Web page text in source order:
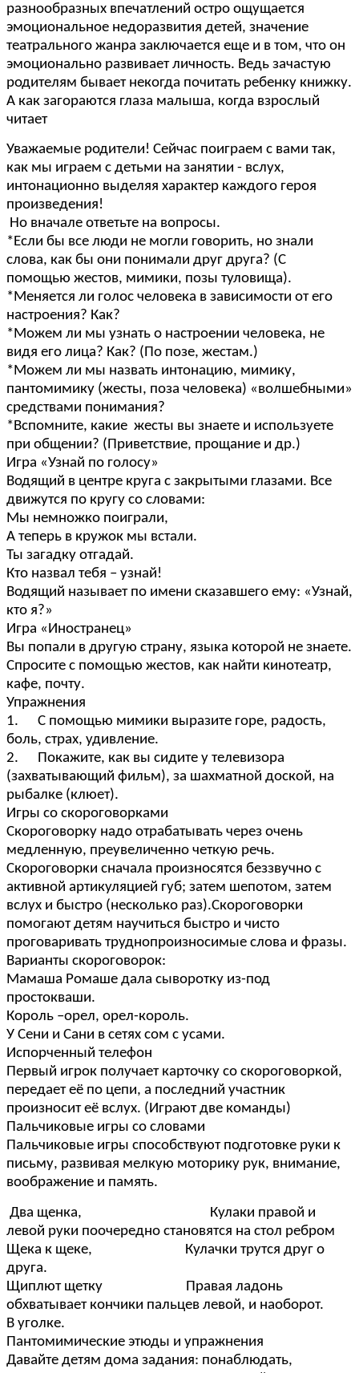
разнообразных впечатлений остро ощущается
эмоциональное недоразвития детей, значение
театрального жанра заключается еще и в том, что он
эмоционально развивает личность. Ведь зачастую
родителям бывает некогда почитать ребенку книжку.
А как загораются глаза малыша, когда взрослый
читает
Уважаемые родители! Сейчас поиграем с вами так,
как мы играем с детьми на занятии - вслух,
интонационно выделяя характер каждого героя
произведения!
Но вначале ответьте на вопросы.
*Если бы все люди не могли говорить, но знали
слова, как бы они понимали друг друга? (С
помощью жестов, мимики, позы туловища).
*Меняется ли голос человека в зависимости от его
настроения? Как?
*Можем ли мы узнать о настроении человека, не
видя его лица? Как? (По позе, жестам.)
*Можем ли мы назвать интонацию, мимику,
пантомимику (жесты, поза человека) «волшебными»
средствами понимания?
*Вспомните, какие жесты вы знаете и используете
при общении? (Приветствие, прощание и др.)
Игра «Узнай по голосу»
Водящий в центре круга с закрытыми глазами. Все
движутся по кругу со словами:
Мы немножко поиграли,
А теперь в кружок мы встали.
Ты загадку отгадай.
Кто назвал тебя – узнай!
Водящий называет по имени сказавшего ему: «Узнай,
кто я?»
Игра «Иностранец»
Вы попали в другую страну, языка которой не знаете.
Спросите с помощью жестов, как найти кинотеатр,
кафе, почту.
Упражнения
1. С помощью мимики выразите горе, радость,
боль, страх, удивление.
2. Покажите, как вы сидите у телевизора
(захватывающий фильм), за шахматной доской, на
рыбалке (клюет).
Игры со скороговорками
Скороговорку надо отрабатывать через очень
медленную, преувеличенно четкую речь.
Скороговорки сначала произносятся беззвучно с
активной артикуляцией губ; затем шепотом, затем
вслух и быстро (несколько раз).Скороговорки
помогают детям научиться быстро и чисто
проговаривать труднопроизносимые слова и фразы.
Варианты скороговорок:
Мамаша Ромаше дала сыворотку из-под
простокваши.
Король –орел, орел-король.
У Сени и Сани в сетях сом с усами.
Испорченный телефон
Первый игрок получает карточку со скороговоркой,
передает её по цепи, а последний участник
произносит её вслух. (Играют две команды)
Пальчиковые игры со словами
Пальчиковые игры способствуют подготовке руки к
письму, развивая мелкую моторику рук, внимание,
воображение и память.
Два щенка, Кулаки правой и
левой руки поочередно становятся на стол ребром
Щека к щеке, Кулачки трутся друг о
друга.
Щиплют щетку Правая ладонь
обхватывает кончики пальцев левой, и наоборот.
В уголке.
Пантомимические этюды и упражнения
Давайте детям дома задания: понаблюдать,